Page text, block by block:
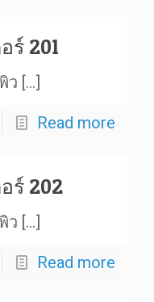
ร์ 201
ว […]
Read more
ร์ 202
ว […]
Read more